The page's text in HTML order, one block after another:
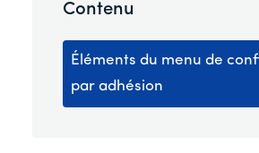
Contenu
Éléments du menu de
par adhésion